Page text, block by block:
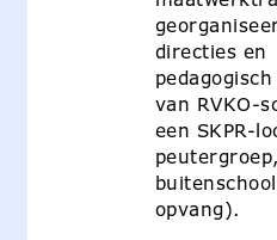
directies en
van RVKO-
een SKPR-
opvang).